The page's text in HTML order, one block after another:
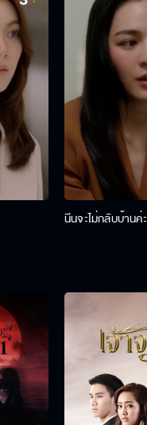
นีนจะไม่กลับบ้านค่ะ